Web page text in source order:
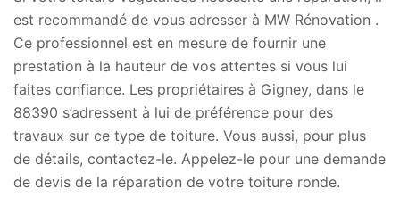
est recommandé de vous adresser à MW Rénovation .
Ce professionnel est en mesure de fournir une
prestation à la hauteur de vos attentes si vous lui
faites confiance. Les propriétaires à Gigney, dans le
88390 s’adressent à lui de préférence pour des
travaux sur ce type de toiture. Vous aussi, pour plus
de détails, contactez-le. Appelez-le pour une demande
de devis de la réparation de votre toiture ronde.